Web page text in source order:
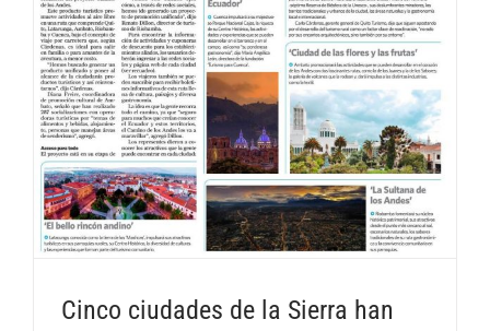
Cinco ciudades de la Sierra han